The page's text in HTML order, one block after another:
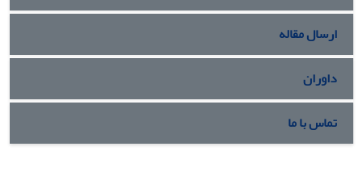
ارسال مقاله
داوران
تماس با ما